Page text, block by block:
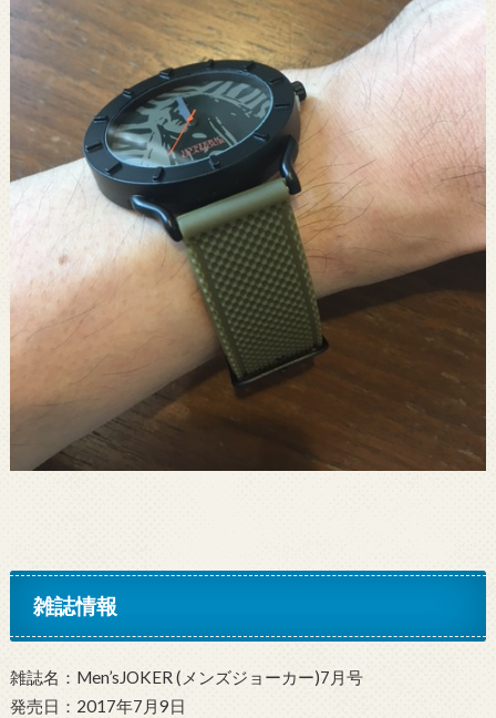
雑誌情報
雑誌名：Men’sJOKER (メンズジョーカー)7月号
発売日：2017年7月9日